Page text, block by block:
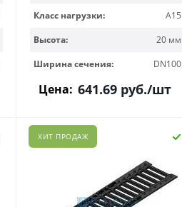
Класс нагрузки:
A15
Высота:
20 мм
Ширина сечения:
DN100
Цена: 641.69 руб./шт
ХИТ ПРОДАЖ